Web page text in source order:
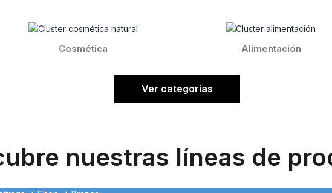
Cosmética Alimentación
Ver categorías
nuestras líneas de